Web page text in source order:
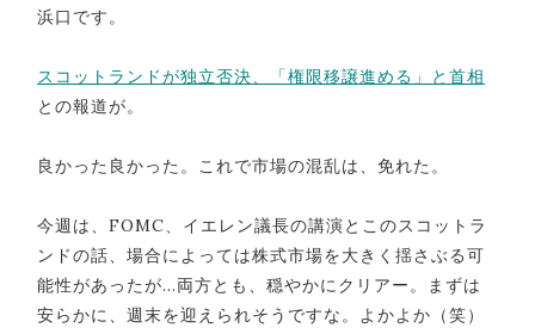
浜口です。
スコットランドが独立否決、「権限移譲進める」と首相
との報道が。
良かった良かった。これで市場の混乱は、免れた。
今週は、FOMC、イエレン議長の講演とこのスコットラ
ンドの話、場合によっては株式市場を大きく揺さぶる可
能性があったが…両方とも、穏やかにクリアー。まずは
安らかに、週末を迎えられそうですな。よかよか（笑）